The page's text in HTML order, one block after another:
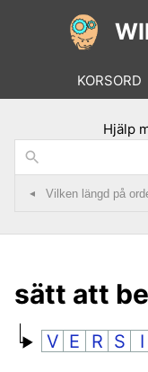
KORSORD
Hjälp
◂
sätt att
V E R S I